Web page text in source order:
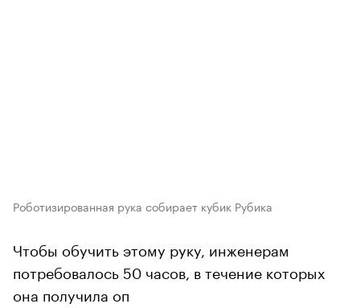
Роботизированная рука собирает кубик Рубика
Чтобы обучить этому руку, инженерам
потребовалось 50 часов, в течение которых
она получила оп